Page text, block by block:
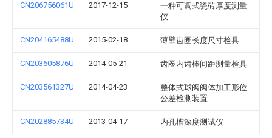
CN206756061U 2017-12-15
一种可调式瓷砖厚度测量
仪
CN204165488U 2015-02-18 薄壁齿圈长度尺寸检具
CN203605876U 2014-05-21 齿圈内齿棒间距测量检具
CN203561327U 2014-04-23
整体式球阀阀体加工形位
公差检测装置
CN202885734U 2013-04-17 内孔槽深度测试仪